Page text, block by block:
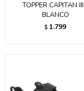
TOPPER CAPITAN
BLANCO
$ 1.799